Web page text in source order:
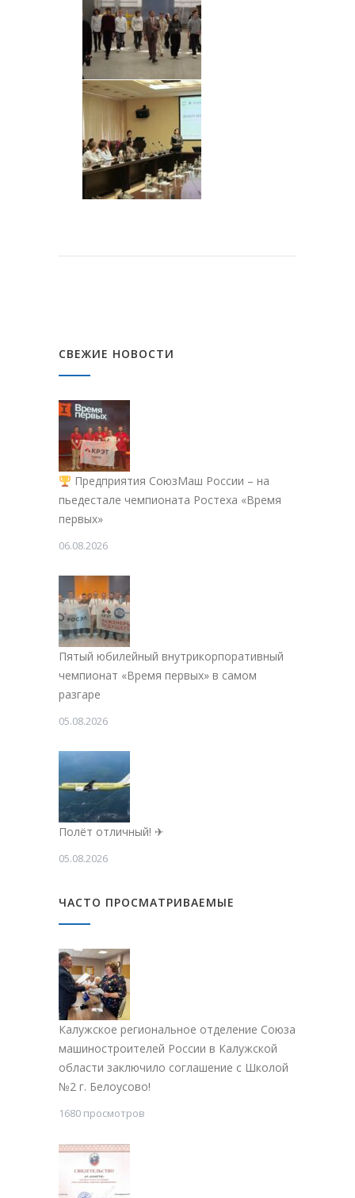
СВЕЖИЕ НОВОСТИ
Предприятия СоюзМаш России – на
пьедестале чемпионата Ростеха «Время
первых»
06.08.2026
Пятый юбилейный внутрикорпоративный
чемпионат «Время первых» в самом
разгаре
05.08.2026
Полёт отличный! ✈
05.08.2026
ЧАСТО ПРОСМАТРИВАЕМЫЕ
Калужское региональное отделение Союза
машиностроителей России в Калужской
области заключило соглашение с Школой
№2 г. Белоусово!
1680 просмотров